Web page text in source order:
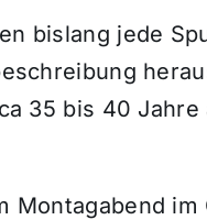
bislang jede
35 bis 40
Montagabend